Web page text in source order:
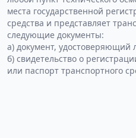
места государственной
средства и представляет
следующие документы:
а) документ, удостоверяющий
б) свидетельство о
или паспорт транспортного